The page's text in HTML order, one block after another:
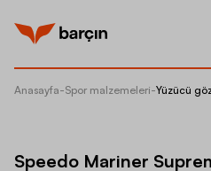
Anasayfa-Spor malzemeleri-Yüzücü
Speedo Mariner